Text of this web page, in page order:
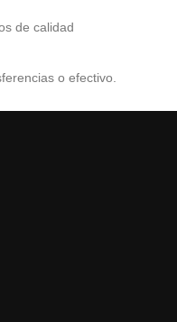
de calidad
o efectivo.